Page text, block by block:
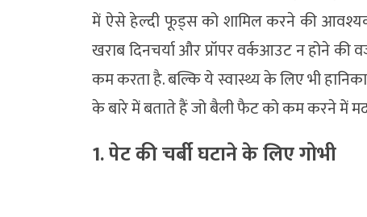
में ऐसे हेल्दी फूड्स को शामिल करने की
खराब दिनचर्या और प्रॉपर वर्कआउट न होने की
कम करता है. बल्कि ये स्वास्थ्य के लिए भी
के बारे में बताते हैं जो बैली फैट को कम करने में
1. पेट की चर्बी घटाने के लिए गोभी